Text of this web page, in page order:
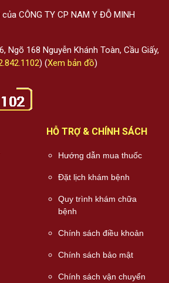
CÔNG TY CP NAM Y ĐỖ MINH
Ngõ 168 Nguyễn Khánh Toàn, Cầu Giấy,
) (Xem bản đồ)
HỖ TRỢ & CHÍNH SÁCH
Hướng dẫn mua thuốc
Đặt lịch khám bệnh
Quy trình khám chữa
bệnh
Chính sách điều khoản
Chính sách bảo mật
Chính sách vận chuyển